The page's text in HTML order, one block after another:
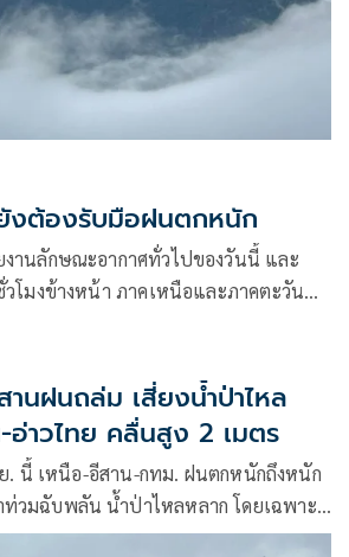
งต้องรับมือฝนตกหนัก
านลักษณะอากาศทั่วไปของวันนี้ และ
โมงข้างหน้า ภาคเหนือและภาคตะวัน
ะวันออกเฉียงเหนือตอนล่าง ภาค
ก เริ่มมีฝนลดลง แต่ยังคงมีฝนตกหนักบาง
นฝนถล่ม เสี่ยงน้ำป่าไหล
าวไทย คลื่นสูง 2 เมตร
. นี้ เหนือ-อีสาน-กทม. ฝนตกหนักถึงหนัก
วมฉับพลัน น้ำป่าไหลหลาก โดยเฉพาะ
สกลฯ-นครพนม